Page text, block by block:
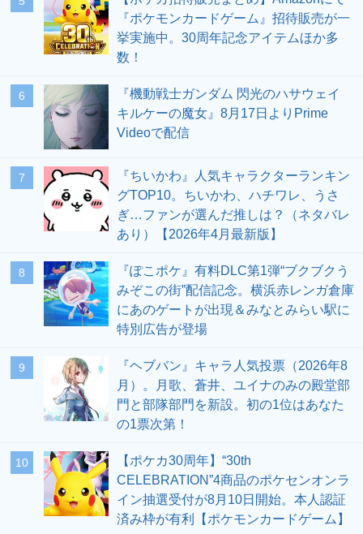
『ポケモンカードゲーム』招待販売が一
挙実施中。30周年記念アイテムほか多
数！
6
『機動戦士ガンダム 閃光のハサウェイ
キルケーの魔女』8月17日よりPrime
Videoで配信
7
『ちいかわ』人気キャラクターランキン
グTOP10。ちいかわ、ハチワレ、うさ
ぎ…ファンが選んだ推しは？（ネタバレ
あり）【2026年4月最新版】
8
『ぽこポケ』有料DLC第1弾“ブクブクう
みぞこの街”配信記念。横浜赤レンガ倉庫
にあのゲートが出現＆みなとみらい駅に
特別広告が登場
9
『ヘブバン』キャラ人気投票（2026年8
月）。月歌、蒼井、ユイナのみの殿堂部
門と部隊部門を新設。初の1位はあなた
の1票次第！
10
【ポケカ30周年】“30th
CELEBRATION”4商品のポケセンオンラ
イン抽選受付が8月10日開始。本人認証
済み枠が有利【ポケモンカードゲーム】